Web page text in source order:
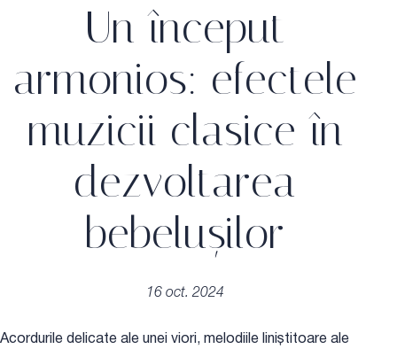
Un început
armonios: efectele
muzicii clasice în
dezvoltarea
bebelușilor
16 oct. 2024
Acordurile delicate ale unei viori, melodiile liniștitoare ale